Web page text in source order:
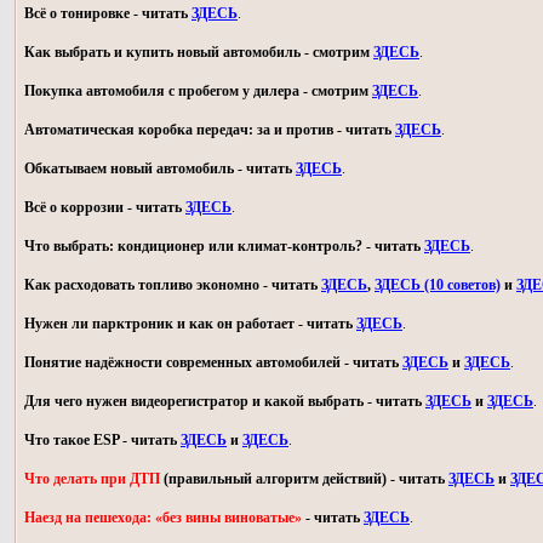
Всё о тонировке - читать ЗДЕСЬ.
Как выбрать и купить новый автомобиль - смотрим ЗДЕСЬ.
Покупка автомобиля с пробегом у дилера - смотрим ЗДЕСЬ.
Автоматическая коробка передач: за и против - читать ЗДЕСЬ.
Обкатываем новый автомобиль - читать ЗДЕСЬ.
Всё о коррозии - читать ЗДЕСЬ.
Что выбрать: кондиционер или климат-контроль? - читать ЗДЕСЬ.
Как расходовать топливо экономно - читать ЗДЕСЬ, ЗДЕСЬ (10 советов) и
Нужен ли парктроник и как он работает - читать ЗДЕСЬ.
Понятие надёжности современных автомобилей - читать ЗДЕСЬ и ЗДЕСЬ.
Для чего нужен видеорегистратор и какой выбрать - читать ЗДЕСЬ и ЗДЕСЬ.
Что такое ESP - читать ЗДЕСЬ и ЗДЕСЬ.
Что делать при ДТП (правильный алгоритм действий) - читать ЗДЕСЬ и
Наезд на пешехода: «без вины виноватые» - читать ЗДЕСЬ.